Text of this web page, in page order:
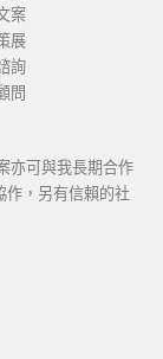
案
展
詢
問
亦可與我長期合作
作，另有信賴的社